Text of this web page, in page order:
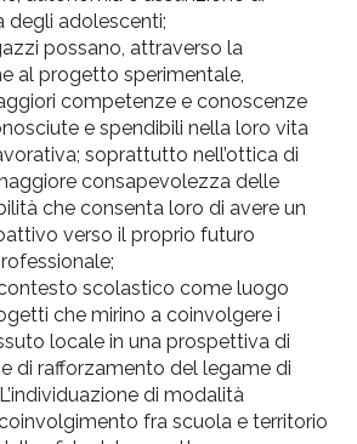
degli adolescenti;
possano, attraverso la
al progetto sperimentale,
competenze e conoscenze
e spendibili nella loro vita
soprattutto nell’ottica di
consapevolezza delle
che consenta loro di avere un
verso il proprio futuro
scolastico come luogo
che mirino a coinvolgere i
locale in una prospettiva di
di rafforzamento del legame di
di modalità
fra scuola e territorio